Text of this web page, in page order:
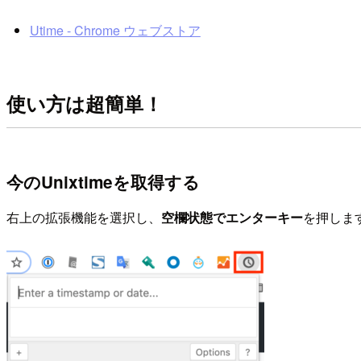
Utime - Chrome ウェブストア
使い方は超簡単！
今のUnixtimeを取得する
右上の拡張機能を選択し、 空欄状態でエンターキーを押しま